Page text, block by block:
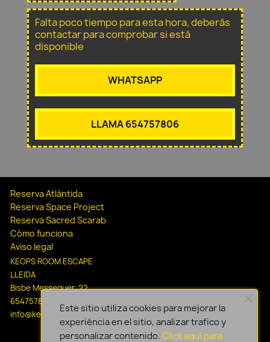
Falta poco tiempo para esta hora, deberás
contactar para comprobar si está
disponible
WHATSAPP
LLAMA 654757806
Reserva Atlántida
Reserva Space Project
Reserva Sacred Scarab
Cómo funciona
Aviso legal
KEOPS ROOM ESCAPE
LLEIDA
Bisbe Messeguer, 22
654757806
info@keopsescapelleida.com
Este sitio utiliza cookies para mejorar la
experiéncia en el sitio, analizar trafico y
personalizar contenido. Click aquí para